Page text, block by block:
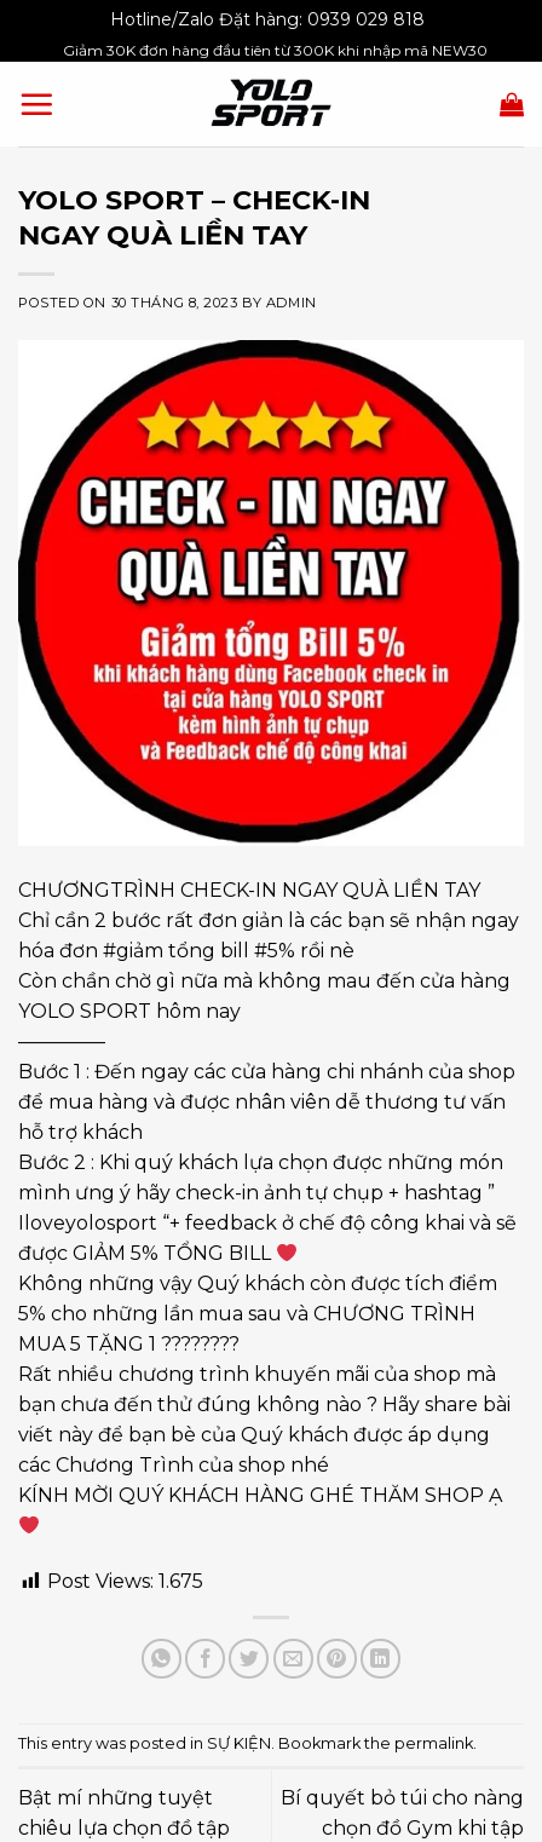
Hotline/Zalo Đặt hàng: 0939 029 818
Giảm 30K đơn hàng đầu tiên từ 300K khi nhập mã NEW30
YOLO SPORT – CHECK-IN
NGAY QUÀ LIỀN TAY
POSTED ON 30 THÁNG 8, 2023 BY ADMIN
CHƯƠNGTRÌNH CHECK-IN NGAYQUÀLIỀN TAY
Chỉ cần 2 bước rất đơn giản là các bạn sẽ nhận ngay
hóa đơn #giảm tổng bill #5% rồi nè
Còn chần chờ gì nữa mà không mau đến cửa hàng
YOLO SPORT hôm nay
————–
Bước 1 : Đến ngay các cửa hàng chi nhánh của shop
để mua hàng và được nhân viên dễ thương tư vấn
hỗ trợ khách
Bước 2 : Khi quý khách lựa chọn được những món
mình ưng ý hãy check-in ảnh tự chụp + hashtag ”
Iloveyolosport “+ feedback ở chế độ công khai và sẽ
được GIẢM 5% TỔNG BILL
Không những vậy Quý khách còn được tích điểm
5% cho những lần mua sau và CHƯƠNG TRÌNH
MUA 5 TẶNG 1 ????????
Rất nhiều chương trình khuyến mãi của shop mà
bạn chưa đến thử đúng không nào ? Hãy share bài
viết này để bạn bè của Quý khách được áp dụng
các Chương Trình của shop nhé
KÍNH MỜI QUÝ KHÁCH HÀNG GHÉ THĂM SHOP Ạ
Post Views: 1.675
This entry was posted in SỰ KIỆN. Bookmark the permalink.
Bật mí những tuyệt
chiêu lựa chọn đồ tập
Bí quyết bỏ túi cho nàng
chọn đồ Gym khi tập